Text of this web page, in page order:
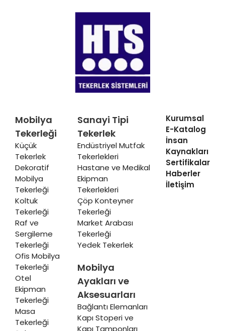
Mobilya
Tekerleği
Küçük
Tekerlek
Dekoratif
Mobilya
Tekerleği
Koltuk
Tekerleği
Raf ve
Sergileme
Tekerleği
Ofis Mobilya
Tekerleği
Otel
Ekipman
Tekerleği
Masa
Tekerleği
Sanayi Tipi
Tekerlek
Endüstriyel Mutfak
Tekerlekleri
Hastane ve Medikal
Ekipman
Tekerlekleri
Çöp Konteyner
Tekerleği
Market Arabası
Tekerleği
Yedek Tekerlek
Mobilya
Ayakları ve
Aksesuarları
Bağlantı Elemanları
Kapı Stoperi ve
Kapı Tamponları
Kurumsal
E-Katalog
İnsan
Kaynakları
Sertifikalar
Haberler
İletişim